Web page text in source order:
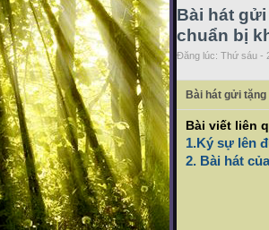
Bài hát
chuẩn bị
Đăng lúc: Thứ sáu -
Bài hát gửi
Bài viết liên
1.Ký sự lên
2. Bài hát